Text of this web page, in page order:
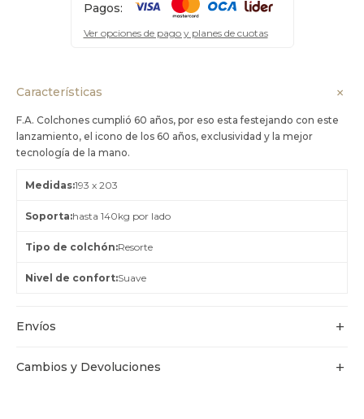
Pagos:
Ver opciones de pago y planes de cuotas
Características
F.A. Colchones cumplió 60 años, por eso esta festejando con este
lanzamiento, el icono de los 60 años, exclusividad y la mejor
tecnología de la mano.
Medidas 193 x 203
Soporta hasta 140kg por lado
Tipo de colchón Resorte
Nivel de confort Suave
Envíos
Cambios y Devoluciones